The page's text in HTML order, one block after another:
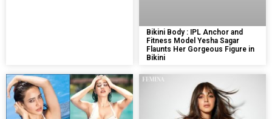
Bikini Body : IPL Anchor and
Fitness Model Yesha Sagar
Flaunts Her Gorgeous Figure in
Bikini